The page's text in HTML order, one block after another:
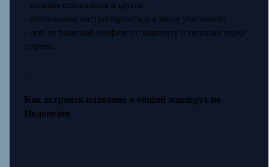
- наличие спасжилетов и кругов;
- соотношение инструкторов/гида к числу участников;
- есть ли понятный брифинг по маршруту и сигналам перед
стартом.
---
Как встроить плавание в общий маршрут по
Индонезии